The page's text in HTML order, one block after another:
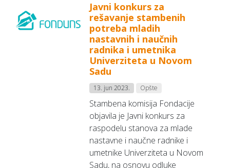
Javni konkurs za
rešavanje stambenih
potreba mladih
nastavnih i naučnih
radnika i umetnika
Univerziteta u Novom
Sadu
13. jun 2023. Opšte
Stambena komisija Fondacije
objavila je Javni konkurs za
raspodelu stanova za mlade
nastavne i naučne radnike i
umetnike Univerziteta u Novom
Sadu, na osnovu odluke